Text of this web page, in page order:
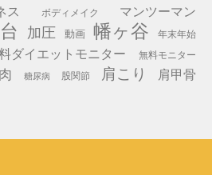
ス ボディメイク マンツーマン
加圧 動画 幡ヶ谷 年末年始
ダイエットモニター
無料モニター
糖尿病 股関節 肩こり 肩甲骨